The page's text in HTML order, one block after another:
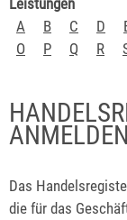
Leistungen
A
B C D
O
P Q R
ANMELDEN
Das
die für das